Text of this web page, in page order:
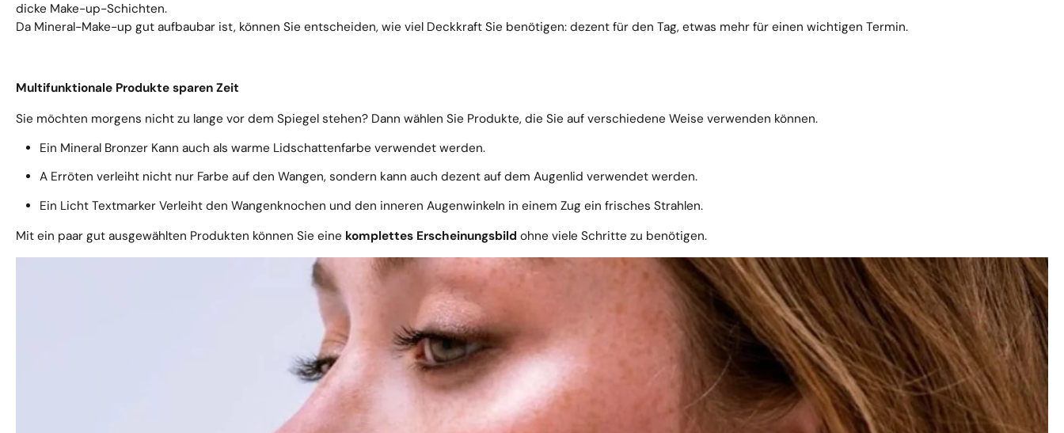
dicke Make-up-Schichten.
Da Mineral-Make-up gut aufbaubar ist, können Sie entscheiden, wie viel Deckkraft Sie benötigen: dezent für den Tag, etwas mehr für einen wichtigen Termin.
Multifunktionale Produkte sparen Zeit
Sie möchten morgens nicht zu lange vor dem Spiegel stehen? Dann wählen Sie Produkte, die Sie auf verschiedene Weise verwenden können.
Ein Mineral Bronzer Kann auch als warme Lidschattenfarbe verwendet werden.
A Erröten verleiht nicht nur Farbe auf den Wangen, sondern kann auch dezent auf dem Augenlid verwendet werden.
Ein Licht Textmarker Verleiht den Wangenknochen und den inneren Augenwinkeln in einem Zug ein frisches Strahlen.
Mit ein paar gut ausgewählten Produkten können Sie eine komplettes Erscheinungsbild ohne viele Schritte zu benötigen.